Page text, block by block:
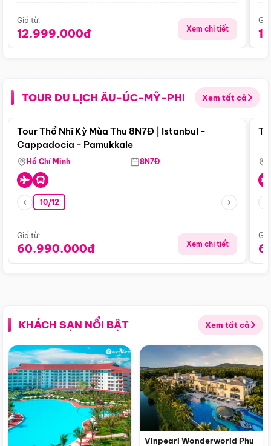
Giá từ:
12.999.000đ Xem chi tiết
TOUR DU LỊCH ÂU-ÚC-MỸ-PHI Xem tất cả
Điểm nổi bật
Tour Thổ Nhĩ Kỳ Mùa Thu 8N7Đ | Istanbul -
Cappadocia - Pamukkale
Hồ Chí Minh 8N7Đ
10/12
Giá từ:
60.990.000đ Xem chi tiết
KHÁCH SẠN NỔI BẬT Xem tất cả
Vinpearl Wonderworld Phu